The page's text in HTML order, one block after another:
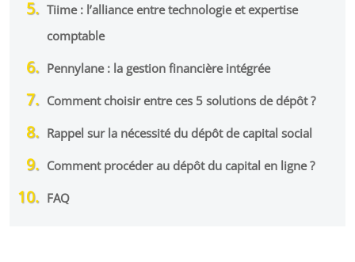
Tiime : l’alliance entre technologie et expertise
comptable
Pennylane : la gestion financière intégrée
Comment choisir entre ces 5 solutions de dépôt ?
Rappel sur la nécessité du dépôt de capital social
Comment procéder au dépôt du capital en ligne ?
FAQ